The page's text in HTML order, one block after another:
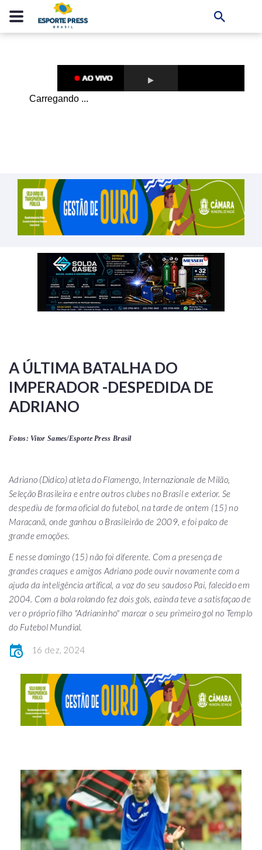
A ÚLTIMA BATALHA DO
IMPERADOR -DESPEDIDA DE
ADRIANO
Fotos: Vitor Sames/Esporte Press Brasil
Adriano (Didico) atleta do Flamengo, Internazionale de Milão,
Seleção Brasileira e entre outros clubes no Brasil e exterior. Se
despediu de forma oficial do futebol, na tarde de ontem (15) no
Maracanã, onde ganhou o Brasileirão de 2009, e foi palco de
grande emoções.
E nesse domingo (15) não foi diferente. Com a presença de
grandes craques e amigos Adriano pode ouvir novamente com a
ajuda da inteligência artifical, a voz do seu saudoso Pai, falecido em
2004. Com a bola rolando fez dois gols, eainda teve a satisfaçao de
ver o próprio filho "Adrianinho" marcar o seu primeiro gol no Templo
do Futebol Mundial.
16 dez, 2024